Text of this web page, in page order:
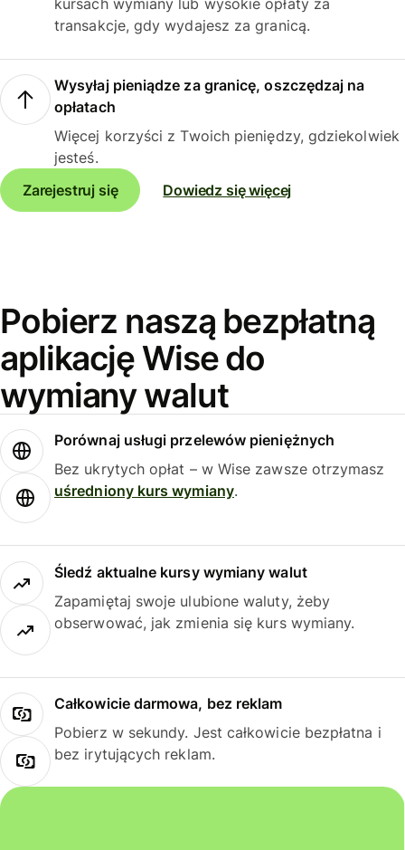
kursach wymiany lub wysokie opłaty za
transakcje, gdy wydajesz za granicą.
Wysyłaj pieniądze za granicę, oszczędzaj na
opłatach
Więcej korzyści z Twoich pieniędzy, gdziekolwiek
jesteś.
Zarejestruj się
Dowiedz się więcej
Pobierz naszą bezpłatną
aplikację Wise do
wymiany walut
Porównaj usługi przelewów pieniężnych
Bez ukrytych opłat – w Wise zawsze otrzymasz
uśredniony kurs wymiany.
Śledź aktualne kursy wymiany walut
Zapamiętaj swoje ulubione waluty, żeby
obserwować, jak zmienia się kurs wymiany.
Całkowicie darmowa, bez reklam
Pobierz w sekundy. Jest całkowicie bezpłatna i
bez irytujących reklam.